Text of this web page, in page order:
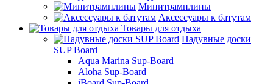
Минитрамплины
Аксессуары к батутам
Товары для отдыха
Надувные доски
SUP Board
Aqua Marina Sup-Board
Aloha Sup-Board